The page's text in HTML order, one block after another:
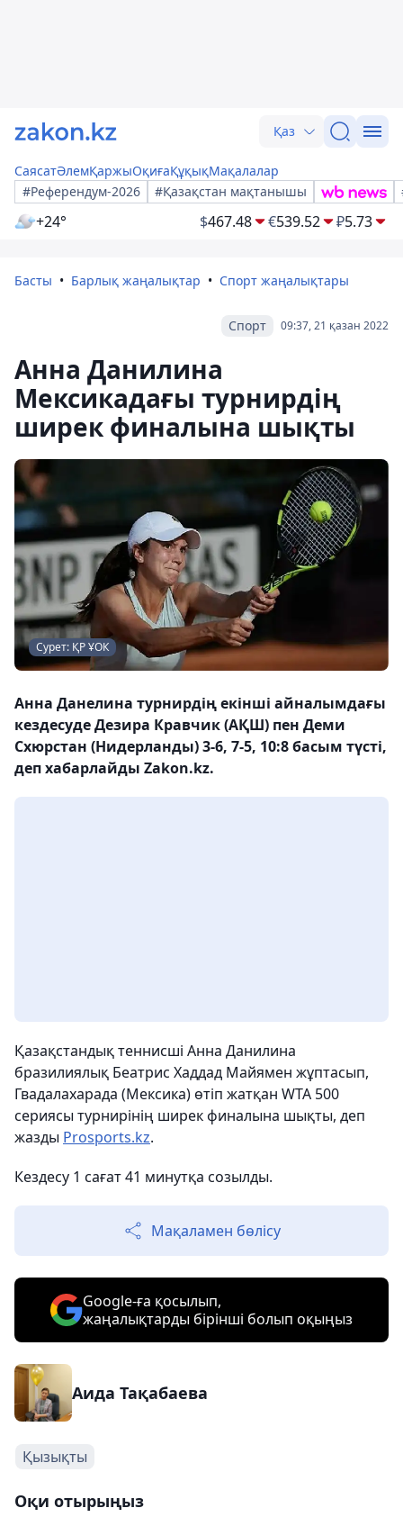
Қаз
СаясатӘлемҚаржыОқиғаҚұқықМақалалар
#Референдум-2026
#Қазақстан мақтанышы
+24° $467.48 €539.52 ₽5.73
Басты Барлық жаңалықтар Спорт жаңалықтары
09:37, 21 қазан 2022
Спорт
Анна Данилина
Мексикадағы турнирдің
ширек финалына шықты
Сурет: ҚР ҰОК
Анна Данелина турнирдің екінші айналымдағы
кездесуде Дезира Кравчик (АҚШ) пен Деми
Схюрстан (Нидерланды) 3-6, 7-5, 10:8 басым түсті,
деп хабарлайды Zakon.kz.
Қазақстандық теннисші Анна Данилина
бразилиялық Беатрис Хаддад Майямен жұптасып,
Гвадалахарада (Мексика) өтіп жатқан WTA 500
сериясы турнирінің ширек финалына шықты, деп
жазды Prosports.kz.
Кездесу 1 сағат 41 минутқа созылды.
Мақаламен бөлісу
Google-ға қосылып,
жаңалықтарды бірінші болып оқыңыз
Аида Тақабаева
Қызықты
Оқи отырыңыз